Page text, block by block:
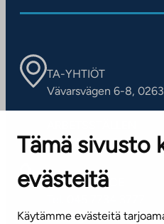
Tämä sivusto
evästeitä
Käytämme evästeitä
TA-YHTIÖT
Vävarsvägen 6-8,
Kontaktinformation
KUNDSERVICE
(vardagar kl. 8–16)